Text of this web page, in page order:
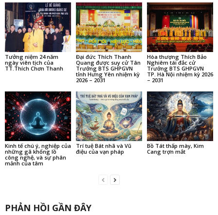
Tưởng niệm 24 năm
ngày viên tịch của
TT.Thích Chơn Thanh
Đại đức Thích Thanh
Quang được suy cử Tân
Trưởng BTS GHPGVN
tỉnh Hưng Yên nhiệm kỳ
2026 – 2031
Hòa thượng Thích Bảo
Nghiêm tái đắc cử
Trưởng BTS GHPGVN
TP. Hà Nội nhiệm kỳ 2026
– 2031
Kinh tế chú ý, nghiệp của
những gã khổng lồ
công nghệ, và sự phân
mảnh của tâm
Trí tuệ Bát nhã và Vũ
điệu của vạn pháp
Bồ Tát thấp mày, Kim
Cang trợn mắt
PHẢN HỒI GẦN ĐÂY